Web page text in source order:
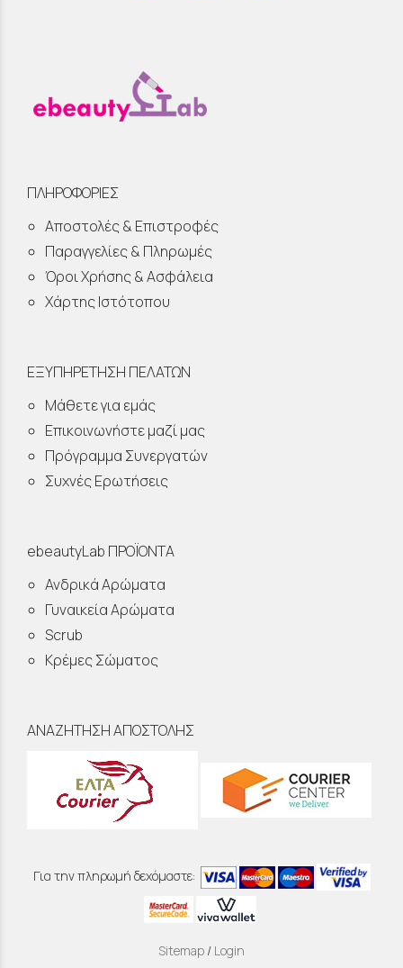
ΠΛΗΡΟΦΟΡΙΕΣ
Αποστολές & Επιστροφές
Παραγγελίες & Πληρωμές
Όροι Χρήσης & Ασφάλεια
Χάρτης Ιστότοπου
ΕΞΥΠΗΡΕΤΗΣΗ ΠΕΛΑΤΩΝ
Μάθετε για εμάς
Επικοινωνήστε μαζί μας
Πρόγραμμα Συνεργατών
Συχνές Ερωτήσεις
ebeautyLab ΠΡΟΪΟΝΤΑ
Ανδρικά Αρώματα
Γυναικεία Αρώματα
Scrub
Κρέμες Σώματος
ΑΝΑΖΗΤΗΣΗ ΑΠΟΣΤΟΛΗΣ
Για την πληρωμή δεχόμαστε:
Sitemap / Login